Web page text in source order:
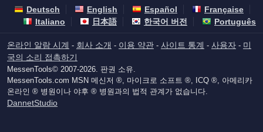
Deutsch English Español
Française
Italiano
日本語 한국어 버전 Português
온라인 알람 시계 - 회사 소개 - 이용 약관 - 사이트 통계 - 사용자 - 미
국의 소리 접촉하기
MessenTools© 2007-2026. 판권 소유.
MessenTools.com MSN 메신저 ®, 마이크로 소프트 ®, ICQ ®, 아메리카
온라인 ® 병원이나 야후 ® 병원과의 법적 관계가 없습니다.
DannetStudio